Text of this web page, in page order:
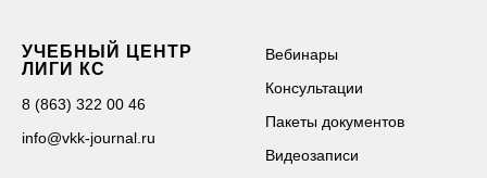
УЧЕБНЫЙ ЦЕНТР
ЛИГИ КС
8 (863) 322 00 46
info@vkk-journal.ru
Вебинары
Консультации
Пакеты документов
Видеозаписи